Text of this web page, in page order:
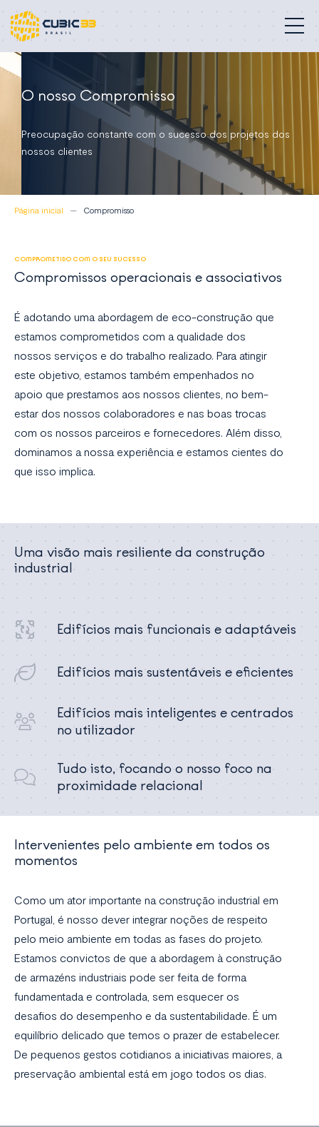
O nosso Compromisso
Preocupação constante com o sucesso dos projetos dos
nossos clientes
Página inicial Compromisso
COMPROMETIDO COM O SEU SUCESSO
Compromissos operacionais e associativos
É adotando uma abordagem de eco-construção que
estamos comprometidos com a qualidade dos
nossos serviços e do trabalho realizado. Para atingir
este objetivo, estamos também empenhados no
apoio que prestamos aos nossos clientes, no bem-
estar dos nossos colaboradores e nas boas trocas
com os nossos parceiros e fornecedores. Além disso,
dominamos a nossa experiência e estamos cientes do
que isso implica.
Uma visão mais resiliente da construção
industrial
Edifícios mais funcionais e adaptáveis
Edifícios mais sustentáveis e eficientes
Edifícios mais inteligentes e centrados
no utilizador
Tudo isto, focando o nosso foco na
proximidade relacional
Intervenientes pelo ambiente em todos os
momentos
Como um ator importante na construção industrial em
Portugal, é nosso dever integrar noções de respeito
pelo meio ambiente em todas as fases do projeto.
Estamos convictos de que a abordagem à construção
de armazéns industriais pode ser feita de forma
fundamentada e controlada, sem esquecer os
desafios do desempenho e da sustentabilidade. É um
equilíbrio delicado que temos o prazer de estabelecer.
De pequenos gestos cotidianos a iniciativas maiores, a
preservação ambiental está em jogo todos os dias.
Edifícios especializados
Nossos serviços
Compromisso
Brasil